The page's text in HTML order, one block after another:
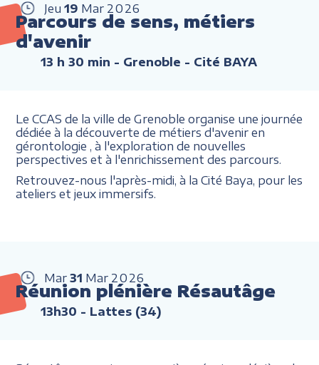
Jeu 19 Mar 2026
Parcours de sens, métiers
d'avenir
13 h 30 min - Grenoble - Cité BAYA
Le CCAS de la ville de Grenoble organise une journée
dédiée à la découverte de métiers d'avenir en
gérontologie , à l'exploration de nouvelles
perspectives et à l'enrichissement des parcours.
Retrouvez-nous l'après-midi, à la Cité Baya, pour les
ateliers et jeux immersifs.
Mar 31 Mar 2026
Réunion plénière Résautâge
13h30 - Lattes (34)